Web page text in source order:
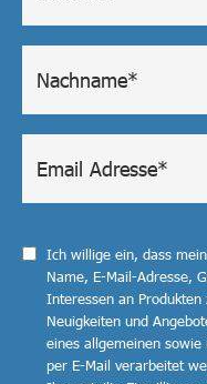
Ich willige ein, dass
Name, E-Mail-Adresse,
Interessen an Produkten
Neuigkeiten und
eines allgemeinen
per E-Mail verarbeitet